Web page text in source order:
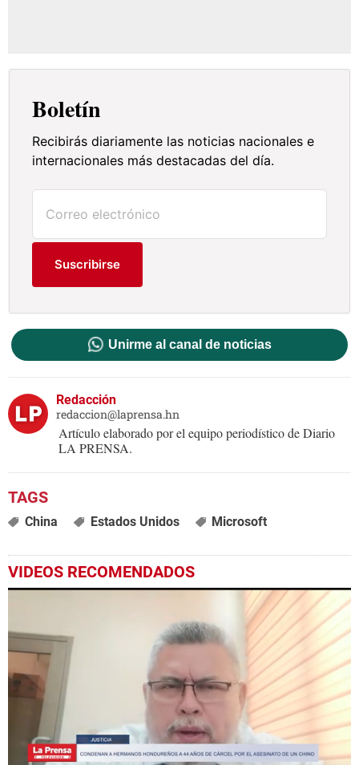
Boletín
Recibirás diariamente las noticias nacionales e
internacionales más destacadas del día.
Suscribirse
Unirme al canal de noticias
Redacción
redaccion@laprensa.hn
Artículo elaborado por el equipo periodístico de Diario
LA PRENSA.
China Estados Unidos Microsoft
VIDEOS RECOMENDADOS